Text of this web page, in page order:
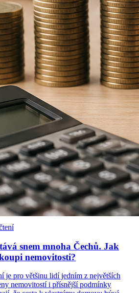
snem mnoha Čechů. Jak
nemovitosti?
je pro většinu lidí jedním z největších
nemovitostí i přísnější podmínky